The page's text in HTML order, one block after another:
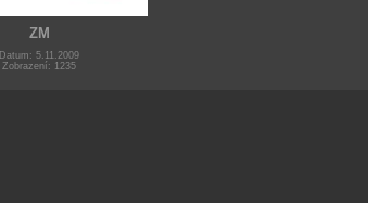
ZM
Datum: 5.11.2009
Zobrazení: 1235